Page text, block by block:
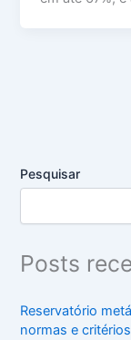
Pesquisar
Posts
Reservatório
normas e